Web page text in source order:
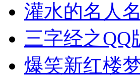
灌水的名人
三字经之QQ
爆笑新红楼